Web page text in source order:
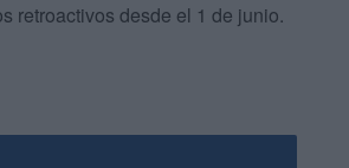
retroactivos desde el 1 de junio.